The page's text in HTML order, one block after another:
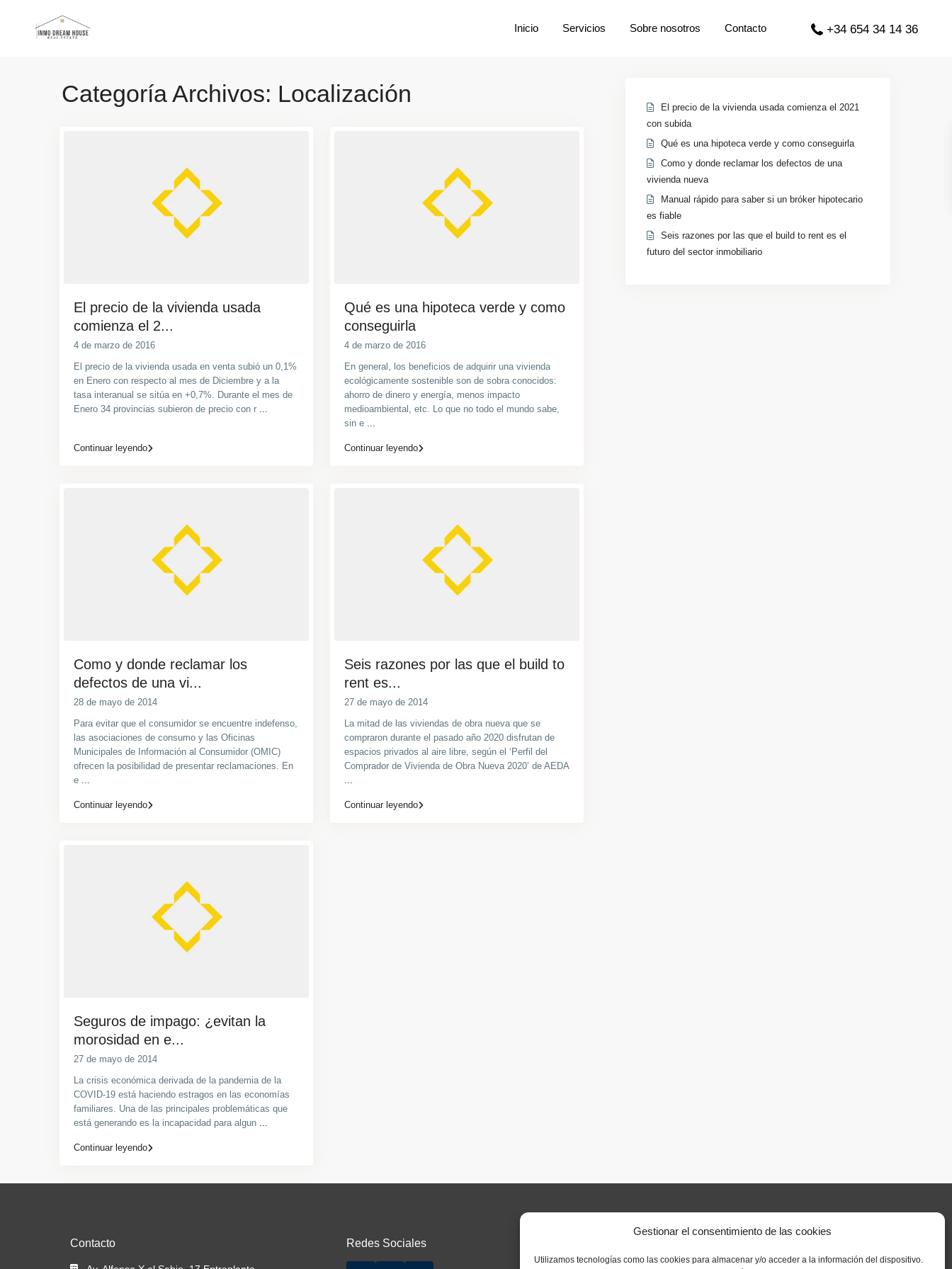
Gestionar el consentimiento de las cookies
Utilizamos tecnologías como las cookies para almacenar y/o acceder a la información del dispositivo.
Inicio Servicios Sobre nosotros Contacto +34 654 34 14 36
Categoría Archivos: Localización
El precio de la vivienda usada
comienza el 2...
4 de marzo de 2016
El precio de la vivienda usada en venta subió un 0,1%
en Enero con respecto al mes de Diciembre y a la
tasa interanual se sitúa en +0,7%. Durante el mes de
Enero 34 provincias subieron de precio con r ...
Continuar leyendo
Qué es una hipoteca verde y como
conseguirla
4 de marzo de 2016
En general, los beneficios de adquirir una vivienda
ecológicamente sostenible son de sobra conocidos:
ahorro de dinero y energía, menos impacto
medioambiental, etc. Lo que no todo el mundo sabe,
sin e ...
Continuar leyendo
Como y donde reclamar los
defectos de una vi...
28 de mayo de 2014
Para evitar que el consumidor se encuentre indefenso,
las asociaciones de consumo y las Oficinas
Municipales de Información al Consumidor (OMIC)
ofrecen la posibilidad de presentar reclamaciones. En
e ...
Continuar leyendo
Seis razones por las que el build to
rent es...
27 de mayo de 2014
La mitad de las viviendas de obra nueva que se
compraron durante el pasado año 2020 disfrutan de
espacios privados al aire libre, según el ‘Perfil del
Comprador de Vivienda de Obra Nueva 2020’ de AEDA
...
Continuar leyendo
Seguros de impago: ¿evitan la
morosidad en e...
27 de mayo de 2014
La crisis económica derivada de la pandemia de la
COVID-19 está haciendo estragos en las economías
familiares. Una de las principales problemáticas que
está generando es la incapacidad para algun ...
Continuar leyendo
El precio de la vivienda usada comienza el 2021
con subida
Qué es una hipoteca verde y como conseguirla
Como y donde reclamar los defectos de una
vivienda nueva
Manual rápido para saber si un bróker hipotecario
es fiable
Seis razones por las que el build to rent es el
futuro del sector inmobiliario
Contacto Redes Sociales
Servicios